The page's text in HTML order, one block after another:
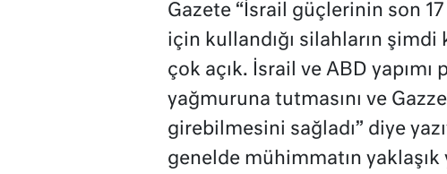
Gazete “İsrail güçlerinin son 17
için kullandığı silahların şimdi
çok açık. İsrail ve ABD yapımı
yağmuruna tutmasını ve
girebilmesini sağladı” diye
genelde mühimmatın yaklaşık